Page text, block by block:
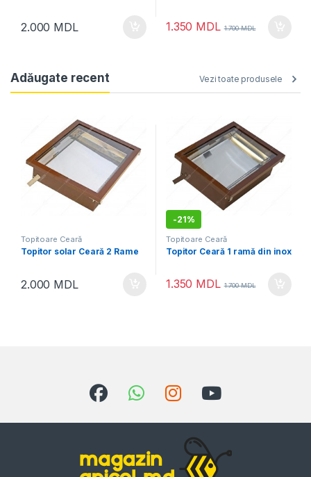
2.000 MDL 1.350 MDL 1.700MDL
Adăugate recent Vezi toate produsele
Topitoare Ceară
Topitor solar Ceară 2 Rame
2.000 MDL
-21%
Topitoare Ceară
Topitor Ceară 1 ramă din inox
1.350 MDL 1.700MDL